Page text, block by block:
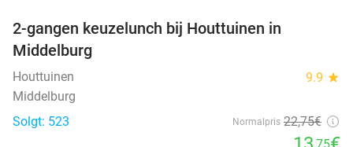
2-gangen keuzelunch bij Houttuinen in
Middelburg
Houttuinen 9.9 star
Middelburg
Solgt: 523
Normalpris 22,75€
,75